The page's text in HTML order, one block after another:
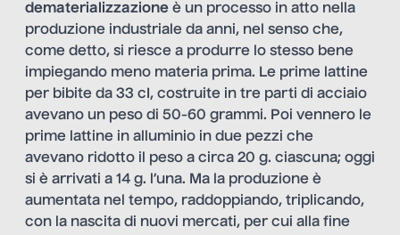
dematerializzazione è un processo in atto nella
produzione industriale da anni, nel senso che,
come detto, si riesce a produrre lo stesso bene
impiegando meno materia prima. Le prime lattine
per bibite da 33 cI, costruite in tre parti di acciaio
avevano un peso di 50-60 grammi. Poi vennero le
prime lattine in alluminio in due pezzi che
avevano ridotto il peso a circa 20 g. ciascuna; oggi
si è arrivati a 14 g. l’una. Ma la produzione è
aumentata nel tempo, raddoppiando, triplicando,
con la nascita di nuovi mercati, per cui alla fine